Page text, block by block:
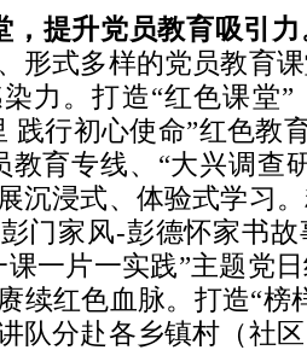
，提升党员教育吸引力
形式多样的党员教育
力。打造“红色课堂
践行初心使命”红色教
教育专线、“大兴调查
沉浸式、体验式学习
门家风-彭德怀家书
课一片一实践”主题党
续红色血脉。打造“榜
队分赴各乡镇村（社